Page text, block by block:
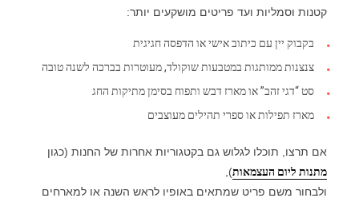
קטנות וסמליות ועד פריטים מושקעים יותר:
בקבוק יין עם כיתוב אישי או הדפסה חגיגית
צנצנות ממותגות במטבעות שוקולד, מעוטרות בברכה לשנה טובה
סט “דגי זהב” או מארז דבש ותפוח בסימן מתיקות החג
מארז תפילות או ספרי תהילים מעוצבים
אם תרצו, תוכלו לגלוש גם בקטגוריות אחרות של החנות (כגון
מתנות ליום העצמאות),
ולבחור משם פריט שמתאים באופיו לראש השנה או למארחים